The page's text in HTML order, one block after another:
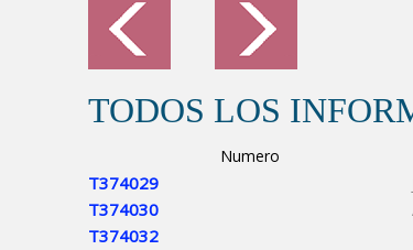
TODOS LOS
Numero
T374029
T374030
T374032